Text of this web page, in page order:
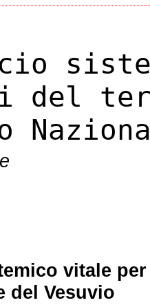
del
vitale
del Vesuvio